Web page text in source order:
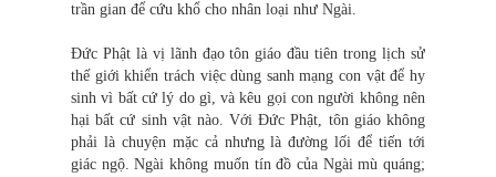
trần gian để cứu khổ cho nhân loại như Ngài.
Đức Phật là vị lãnh đạo tôn giáo đầu tiên trong lịch sử
thế giới khiển trách việc dùng sanh mạng con vật để hy
sinh vì bất cứ lý do gì, và kêu gọi con người không nên
hại bất cứ sinh vật nào. Với Đức Phật, tôn giáo không
phải là chuyện mặc cả nhưng là đường lối để tiến tới
giác ngộ. Ngài không muốn tín đồ của Ngài mù quáng;